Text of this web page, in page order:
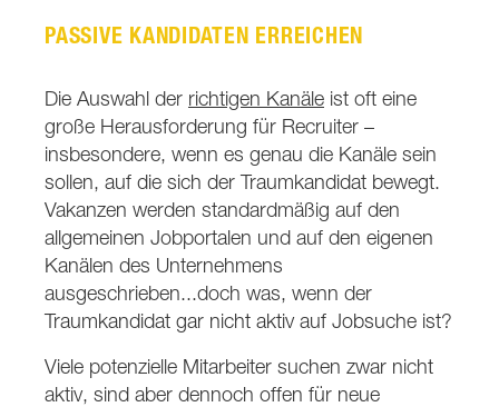
PASSIVE KANDIDATEN ERREICHEN
Die Auswahl der richtigen Kanäle ist oft eine
große Herausforderung für Recruiter –
insbesondere, wenn es genau die Kanäle sein
sollen, auf die sich der Traumkandidat bewegt.
Vakanzen werden standardmäßig auf den
allgemeinen Jobportalen und auf den eigenen
Kanälen des Unternehmens
ausgeschrieben...doch was, wenn der
Traumkandidat gar nicht aktiv auf Jobsuche ist?
Viele potenzielle Mitarbeiter suchen zwar nicht
aktiv, sind aber dennoch offen für neue